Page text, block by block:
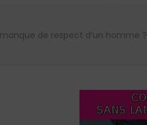
de respect d’un homme ?